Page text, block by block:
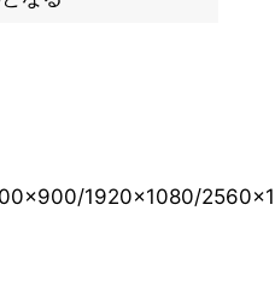
1920×1080/